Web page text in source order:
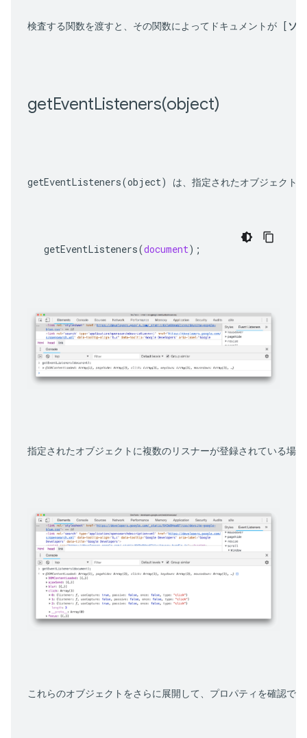
検査する関数を渡すと、その関数によってドキュメントが [ ソ
getEventListeners(object)
getEventListeners(object) は、指定されたオブジェクト
getEventListeners(document);
指定されたオブジェクトに複数のリスナーが登録されている場
これらのオブジェクトをさらに展開して、プロパティを確認で